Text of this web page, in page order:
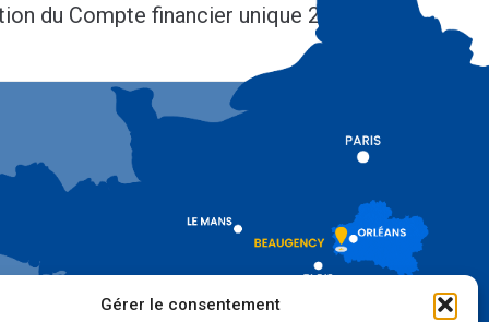
Gérer le consentement
du Compte financier unique 2025